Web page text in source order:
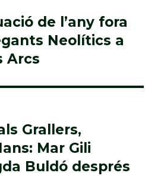
de l’any fora
Neolítics a
Arcs
Grallers,
Mar Gili
Buldó després